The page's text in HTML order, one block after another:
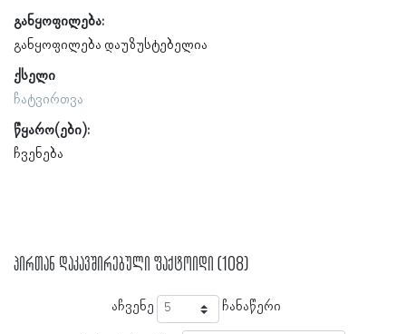
განყოფილება:
განყოფილება დაუზუსტებელია
ქსელი
ჩატვირთვა
წყარო(ები):
ჩვენება
პირთან დაკავშირებული ფაქტოიდი (108)
აჩვენე ჩანაწერი